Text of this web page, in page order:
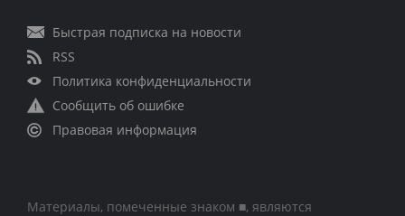
Быстрая подписка на новости
RSS
Политика конфиденциальности
Сообщить об ошибке
Правовая информация
Материалы, помеченные знаком ■, являются